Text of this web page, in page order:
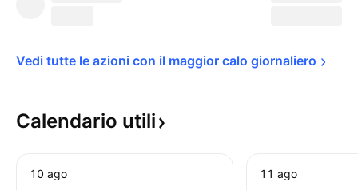
Vedi tutte le azioni con il maggior calo giornaliero
Calendario utili
10 ago 11 ago